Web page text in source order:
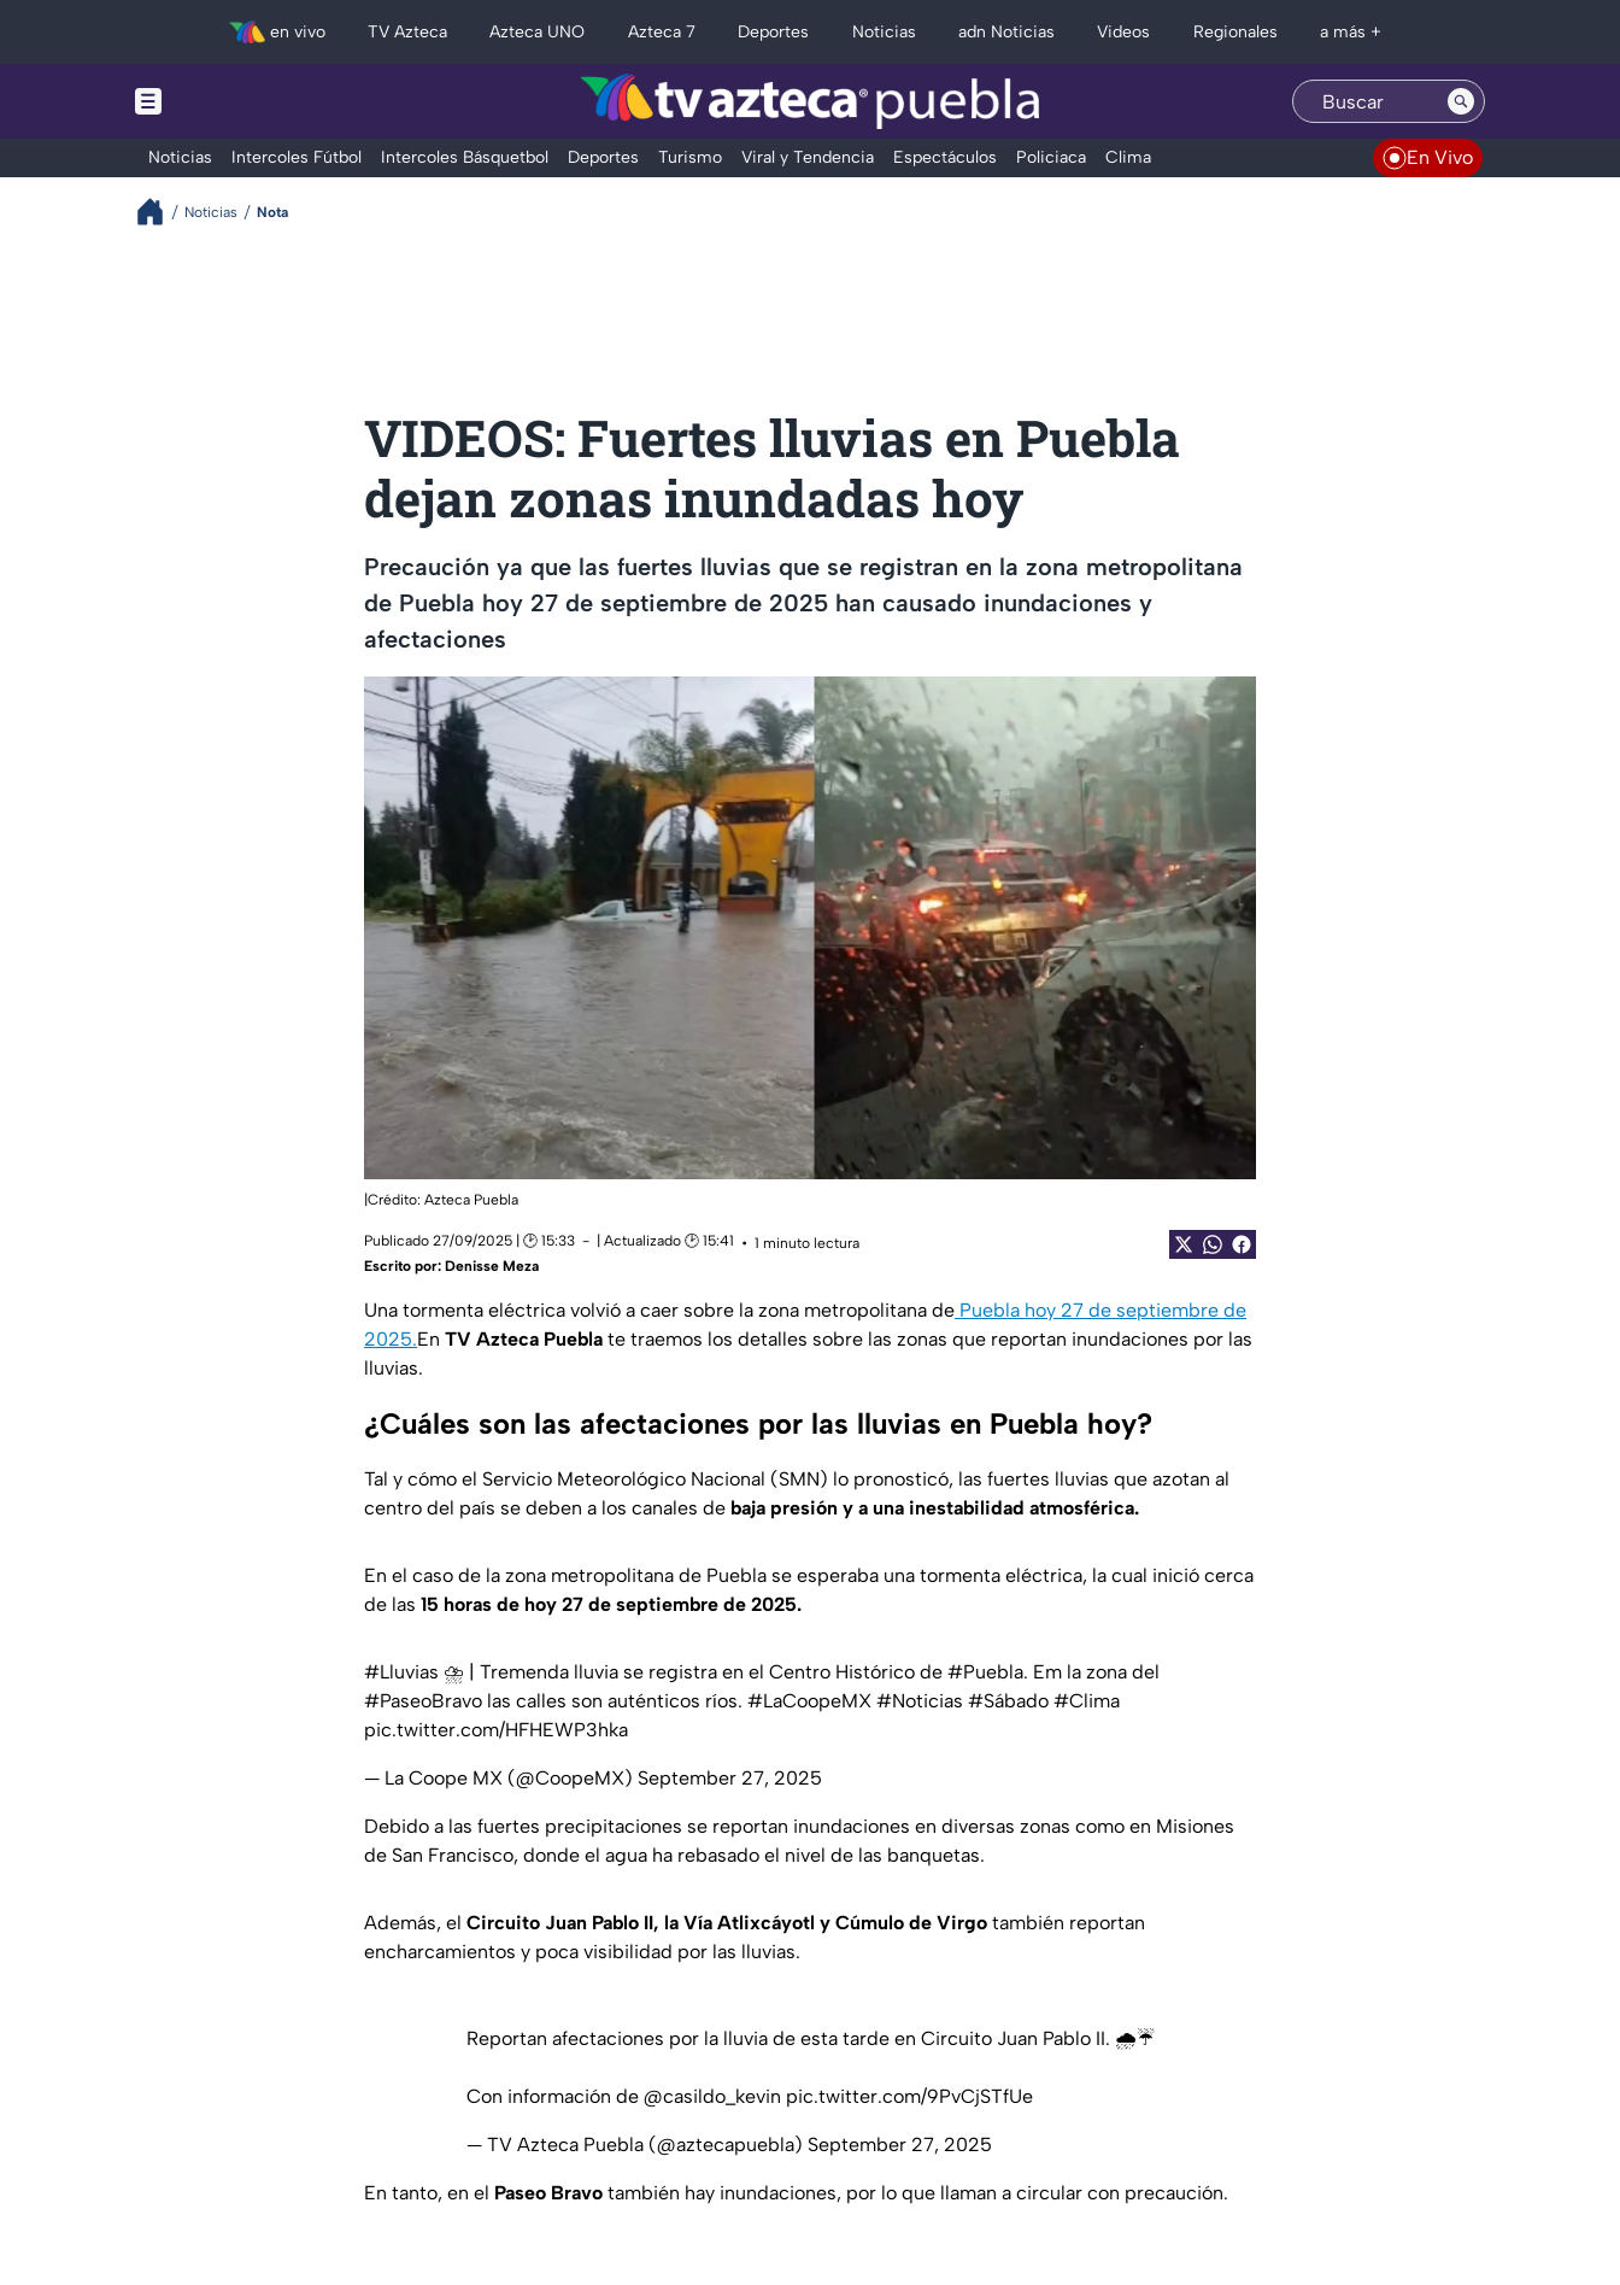
en vivo TV Azteca Azteca UNO Azteca 7 Deportes Noticias adn Noticias Videos Regionales a más +
Noticias Intercoles Fútbol Intercoles Básquetbol Deportes Turismo Viral y Tendencia Espectáculos Policiaca Clima En Vivo
Noticias Nota
VIDEOS: Fuertes lluvias en Puebla
dejan zonas inundadas hoy
Precaución ya que las fuertes lluvias que se registran en la zona metropolitana
de Puebla hoy 27 de septiembre de 2025 han causado inundaciones y
afectaciones
|Crédito: Azteca Puebla
Publicado 27/09/2025 | 🕑 15:33 | Actualizado 🕑 15:41
1 minuto lectura
Escrito por: Denisse Meza
Una tormenta eléctrica volvió a caer sobre la zona metropolitana de Puebla hoy 27 de septiembre de
2025.En TV Azteca Puebla te traemos los detalles sobre las zonas que reportan inundaciones por las
lluvias.
¿Cuáles son las afectaciones por las lluvias en Puebla hoy?
Tal y cómo el Servicio Meteorológico Nacional (SMN) lo pronosticó, las fuertes lluvias que azotan al
centro del país se deben a los canales de baja presión y a una inestabilidad atmosférica.
En el caso de la zona metropolitana de Puebla se esperaba una tormenta eléctrica, la cual inició cerca
de las 15 horas de hoy 27 de septiembre de 2025.
#Lluvias ⛈️ | Tremenda lluvia se registra en el Centro Histórico de #Puebla. Em la zona del
#PaseoBravo las calles son auténticos ríos. #LaCoopeMX #Noticias #Sábado #Clima
pic.twitter.com/HFHEWP3hka
— La Coope MX (@CoopeMX) September 27, 2025
Debido a las fuertes precipitaciones se reportan inundaciones en diversas zonas como en Misiones
de San Francisco, donde el agua ha rebasado el nivel de las banquetas.
Además, el Circuito Juan Pablo II, la Vía Atlixcáyotl y Cúmulo de Virgo también reportan
encharcamientos y poca visibilidad por las lluvias.
Reportan afectaciones por la lluvia de esta tarde en Circuito Juan Pablo II. 🌧️☔
Con información de @casildo_kevin pic.twitter.com/9PvCjSTfUe
— TV Azteca Puebla (@aztecapuebla) September 27, 2025
En tanto, en el Paseo Bravo también hay inundaciones, por lo que llaman a circular con precaución.